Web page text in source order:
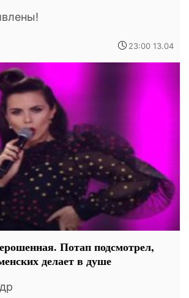
23:00 13.04
Потап подсмотрел,
делает в душе